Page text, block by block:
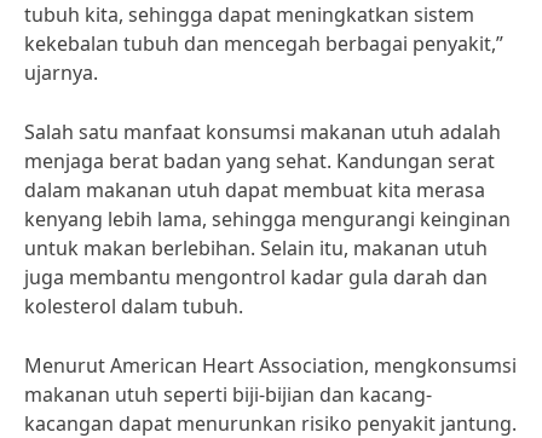
tubuh kita, sehingga dapat meningkatkan sistem
kekebalan tubuh dan mencegah berbagai penyakit,”
ujarnya.
Salah satu manfaat konsumsi makanan utuh adalah
menjaga berat badan yang sehat. Kandungan serat
dalam makanan utuh dapat membuat kita merasa
kenyang lebih lama, sehingga mengurangi keinginan
untuk makan berlebihan. Selain itu, makanan utuh
juga membantu mengontrol kadar gula darah dan
kolesterol dalam tubuh.
Menurut American Heart Association, mengkonsumsi
makanan utuh seperti biji-bijian dan kacang-
kacangan dapat menurunkan risiko penyakit jantung.